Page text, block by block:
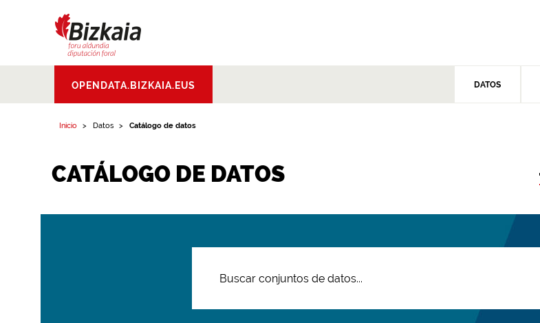
Aldundia.Diputacion
Foral de Bizkaia
OPENDATA.BIZKAIA.EUS DATOS
Inicio Datos Catálogo de datos
CATÁLOGO DE DATOS